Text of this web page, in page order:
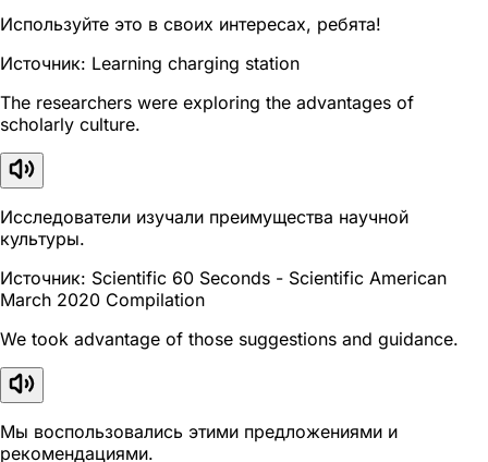
Используйте это в своих интересах, ребята!
Источник: Learning charging station
The researchers were exploring the advantages of
scholarly culture.
Исследователи изучали преимущества научной
культуры.
Источник: Scientific 60 Seconds - Scientific American
March 2020 Compilation
We took advantage of those suggestions and guidance.
Мы воспользовались этими предложениями и
рекомендациями.